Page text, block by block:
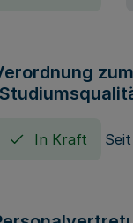
In Kraft